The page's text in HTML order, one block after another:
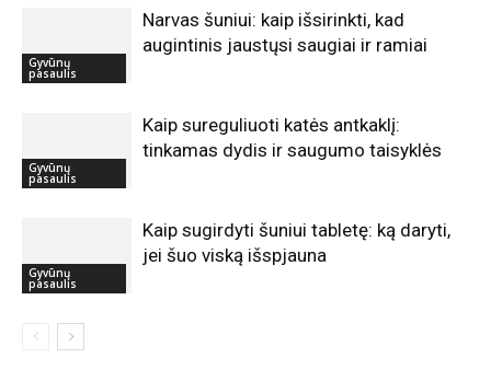
Gyvūnų
pasaulis
Narvas šuniui: kaip išsirinkti, kad
augintinis jaustųsi saugiai ir ramiai
Gyvūnų
pasaulis
Kaip sureguliuoti katės antkaklį:
tinkamas dydis ir saugumo taisyklės
Gyvūnų
pasaulis
Kaip sugirdyti šuniui tabletę: ką daryti,
jei šuo viską išspjauna